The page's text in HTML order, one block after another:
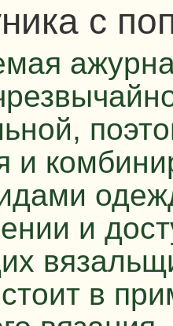
с
и
и
в